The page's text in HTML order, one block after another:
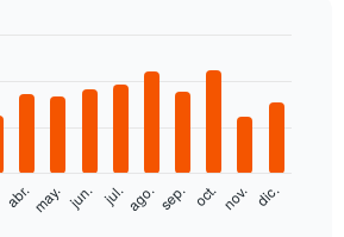
abr.may. jun. jul.ago. sep. oct. nov. dic.